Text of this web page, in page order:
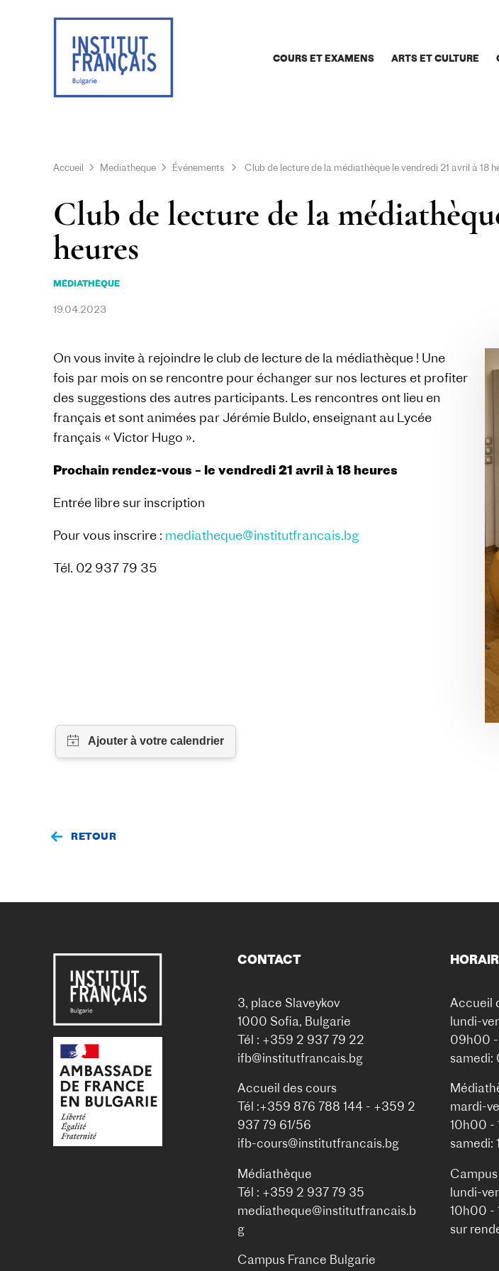
COURS ET EXAMENS ARTS ET CULTURE
Accueil Mediatheque Événements Club de lecture de la médiathèque le vendredi 21 avril à 18
Club de lecture de la
heures
MÉDIATHÈQUE
19.04.2023
On vous invite à rejoindre le club de lecture de la médiathèque ! Une
fois par mois on se rencontre pour échanger sur nos lectures et profiter
des suggestions des autres participants. Les rencontres ont lieu en
français et sont animées par Jérémie Buldo, enseignant au Lycée
français « Victor Hugo ».
Prochain rendez-vous – le vendredi 21 avril à 18 heures
Entrée libre sur inscription
Pour vous inscrire : mediatheque@institutfrancais.bg
Tél. 02 937 79 35
RETOUR
CONTACT
3, place Slaveykov
1000 Sofia, Bulgarie
Tél : +359 2 937 79 22
ifb@institutfrancais.bg
Accueil des cours
Tél :+359 876 788 144 - +359 2
937 79 61/56
ifb-cours@institutfrancais.bg
Médiathèque
Tél : +359 2 937 79 35
mediatheque@institutfrancais.b
g
Campus France Bulgarie
Accueil
lundi-
09h00 -
mardi-
10h00 -
samedi:
lundi-
10h00 -
sur